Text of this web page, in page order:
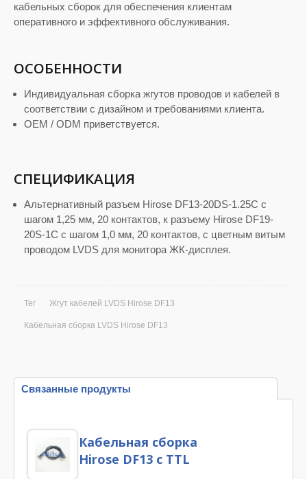
кабельных сборок для обеспечения клиентам
оперативного и эффективного обслуживания.
ОСОБЕННОСТИ
Индивидуальная сборка жгутов проводов и кабелей в
соответствии с дизайном и требованиями клиента.
OEM / ODM приветствуется.
СПЕЦИФИКАЦИЯ
Альтернативный разъем Hirose DF13-20DS-1.25C с
шагом 1,25 мм, 20 контактов, к разъему Hirose DF19-
20S-1C с шагом 1,0 мм, 20 контактов, с цветным витым
проводом LVDS для монитора ЖК-дисплея.
Тег Жгут кабелей LVDS Hirose DF13
Кабельная сборка LVDS Hirose DF13
Связанные продукты
Кабельная сборка
Hirose DF13 с TTL